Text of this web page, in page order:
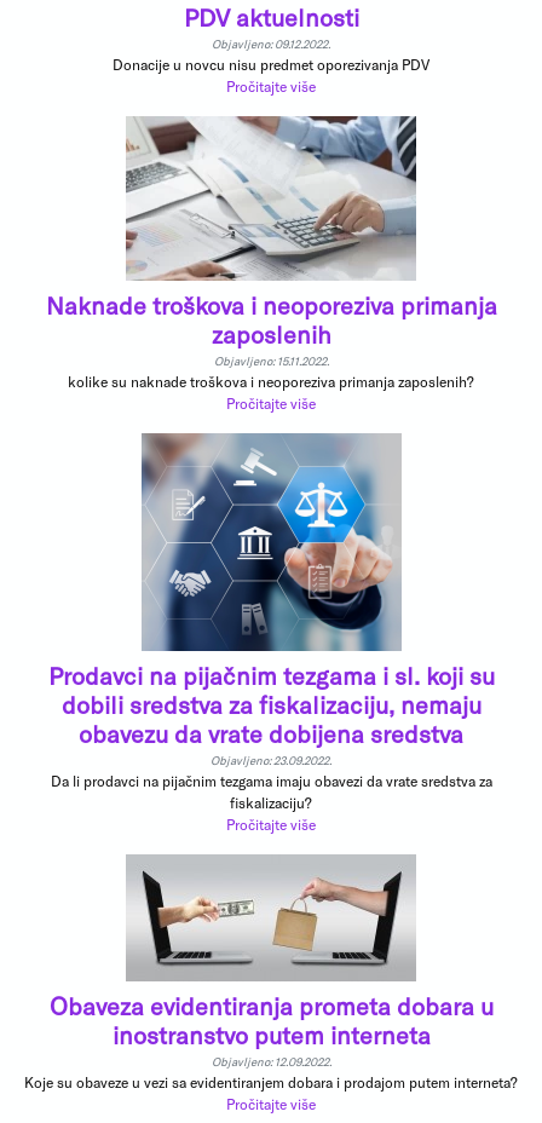
PDV aktuelnosti
Objavljeno: 09.12.2022.
Donacije u novcu nisu predmet oporezivanja PDV
Pročitajte više
Naknade troškova i neoporeziva primanja
zaposlenih
Objavljeno: 15.11.2022.
kolike su naknade troškova i neoporeziva primanja zaposlenih?
Pročitajte više
Prodavci na pijačnim tezgama i sl. koji su
dobili sredstva za fiskalizaciju, nemaju
obavezu da vrate dobijena sredstva
Objavljeno: 23.09.2022.
Da li prodavci na pijačnim tezgama imaju obavezi da vrate sredstva za
fiskalizaciju?
Pročitajte više
Obaveza evidentiranja prometa dobara u
inostranstvo putem interneta
Objavljeno: 12.09.2022.
Koje su obaveze u vezi sa evidentiranjem dobara i prodajom putem interneta?
Pročitajte više